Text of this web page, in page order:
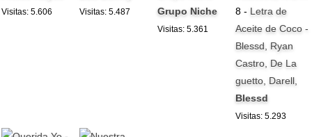
Visitas: 5.606 Visitas: 5.487
Grupo Niche
Visitas: 5.361
8 - Letra de
Aceite de Coco -
Blessd, Ryan
Castro, De La
guetto, Darell,
Blessd
Visitas: 5.293